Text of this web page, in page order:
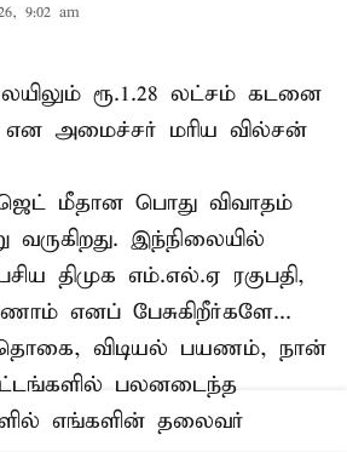
9:02 am
ரூ.1.28 லட்சம் கடனை
என அமைச்சர் மரிய வில்சன்
மீதான பொது விவாதம்
இந்நிலையில்
திமுக எம்.எல்.ஏ ரகுபதி,
எனப் பேசுகிறீர்களே...
விடியல் பயணம், நான்
பலனடைந்த
எங்களின் தலைவர்